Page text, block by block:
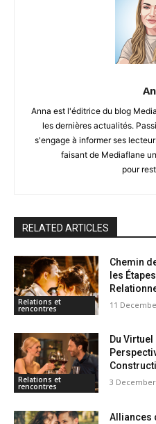
Anna est l'éditrice du blog
les dernières actualités.
s'engage à informer ses
faisant de Mediaflane
pour
RELATED ARTICLES
Relations et
rencontres
Chemin
les
11
Relations et
rencontres
Du
3 December
Alliances